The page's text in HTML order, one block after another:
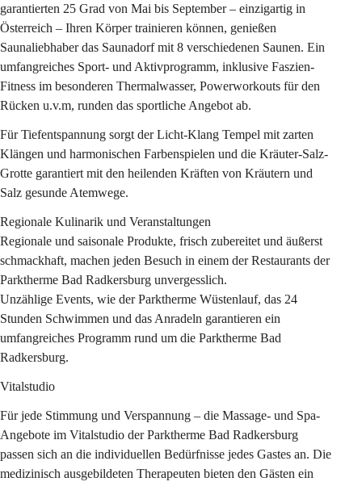
garantierten 25 Grad von Mai bis September – einzigartig in
Österreich – Ihren Körper trainieren können, genießen
Saunaliebhaber das Saunadorf mit 8 verschiedenen Saunen. Ein
umfangreiches Sport- und Aktivprogramm, inklusive Faszien-
Fitness im besonderen Thermalwasser, Powerworkouts für den
Rücken u.v.m, runden das sportliche Angebot ab.
Für Tiefentspannung sorgt der Licht-Klang Tempel mit zarten
Klängen und harmonischen Farbenspielen und die Kräuter-Salz-
Grotte garantiert mit den heilenden Kräften von Kräutern und
Salz gesunde Atemwege.
Regionale Kulinarik und Veranstaltungen
Regionale und saisonale Produkte, frisch zubereitet und äußerst
schmackhaft, machen jeden Besuch in einem der Restaurants der
Parktherme Bad Radkersburg unvergesslich.
Unzählige Events, wie der Parktherme Wüstenlauf, das 24
Stunden Schwimmen und das Anradeln garantieren ein
umfangreiches Programm rund um die Parktherme Bad
Radkersburg.
Vitalstudio
Für jede Stimmung und Verspannung – die Massage- und Spa-
Angebote im Vitalstudio der Parktherme Bad Radkersburg
passen sich an die individuellen Bedürfnisse jedes Gastes an. Die
medizinisch ausgebildeten Therapeuten bieten den Gästen ein